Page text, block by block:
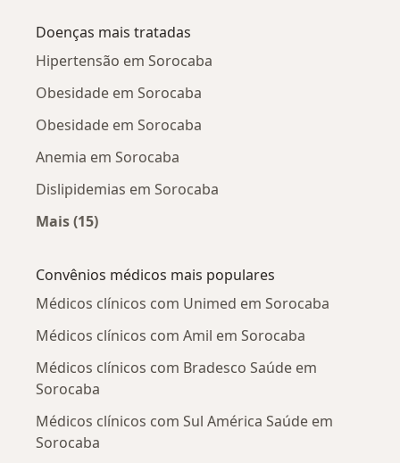
Doenças mais tratadas
Hipertensão em Sorocaba
Obesidade em Sorocaba
Obesidade em Sorocaba
Anemia em Sorocaba
Dislipidemias em Sorocaba
Mais (15)
Convênios médicos mais populares
Médicos clínicos com Unimed em Sorocaba
Médicos clínicos com Amil em Sorocaba
Médicos clínicos com Bradesco Saúde em
Sorocaba
Médicos clínicos com Sul América Saúde em
Sorocaba